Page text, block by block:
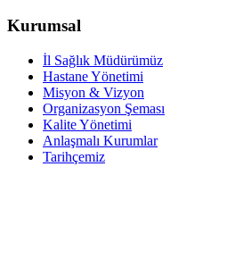
Kurumsal
İl Sağlık Müdürümüz
Hastane Yönetimi
Misyon & Vizyon
Organizasyon Şeması
Kalite Yönetimi
Anlaşmalı Kurumlar
Tarihçemiz